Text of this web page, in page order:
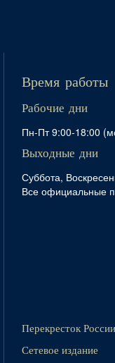
Время работы
Рабочие дни
Пн-Пт 9:00-18:00
Выходные дни
Суббота,
Все официальные
Перекресток России
Сетевое издание